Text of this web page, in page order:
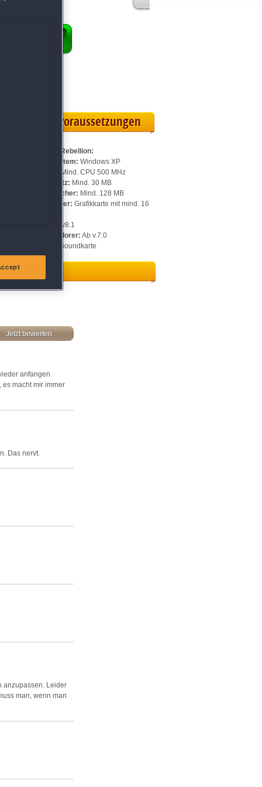
Systemvoraussetzungen
Für Galaxy Rebellion:
Betriebssystem: Windows XP
Mind. CPU 500 MHz
Speicherplatz: Mind. 30 MB
Arbeitsspeicher: Mind. 128 MB
Videospeicher: Grafikkarte mit mind. 16
Ab v8.1
Internet Explorer: Ab v.7.0
Soundkarte
Jetzt bewerten
anfangen
es macht mir immer
Das nervt.
anzupassen. Leider
man, wenn man